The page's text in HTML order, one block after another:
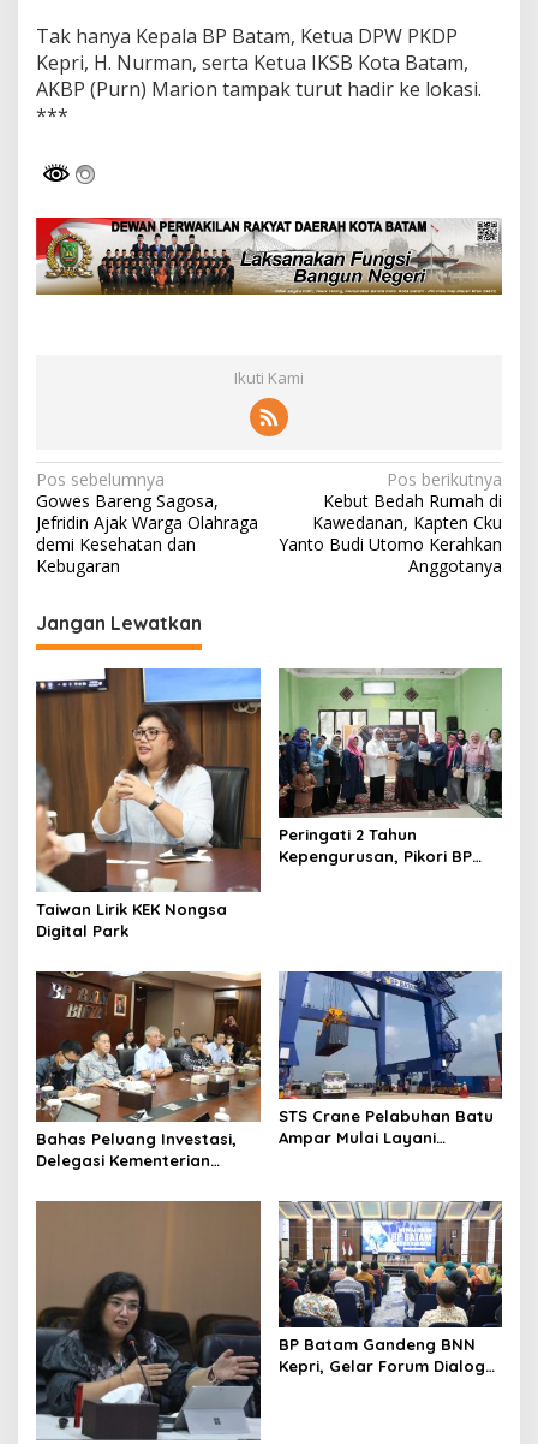
Tak hanya Kepala BP Batam, Ketua DPW PKDP
Kepri, H. Nurman, serta Ketua IKSB Kota Batam,
AKBP (Purn) Marion tampak turut hadir ke lokasi.
***
Ikuti Kami
N
a
v
i
g
a
s
p
o
s
Pos sebelumnya
Gowes Bareng Sagosa,
Jefridin Ajak Warga Olahraga
demi Kesehatan dan
Kebugaran
Pos berikutnya
Kebut Bedah Rumah di
Kawedanan, Kapten Cku
Yanto Budi Utomo Kerahkan
Anggotanya
Jangan Lewatkan
Taiwan Lirik KEK Nongsa
Digital Park
Peringati 2 Tahun
Kepengurusan, Pikori BP
Bahas Peluang Investasi,
Delegasi Kementerian
Batam
STS Crane Pelabuhan Batu
Ampar Mulai Layani
BP Batam Gandeng BNN
Kepri, Gelar Forum Dialog